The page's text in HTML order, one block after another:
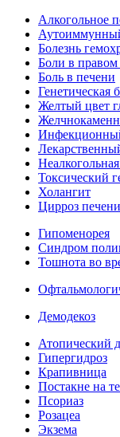
Алкогольное
Болезнь
Боли в правом
Боль в печени
Генетическая
Желтый цвет
Токсический
Холангит
Цирроз печени
Гипоменорея
Синдром
Тошнота во
Демодекоз
Атопический
Гипергидроз
Крапивница
Постакне на
Псориаз
Розацеа
Экзема